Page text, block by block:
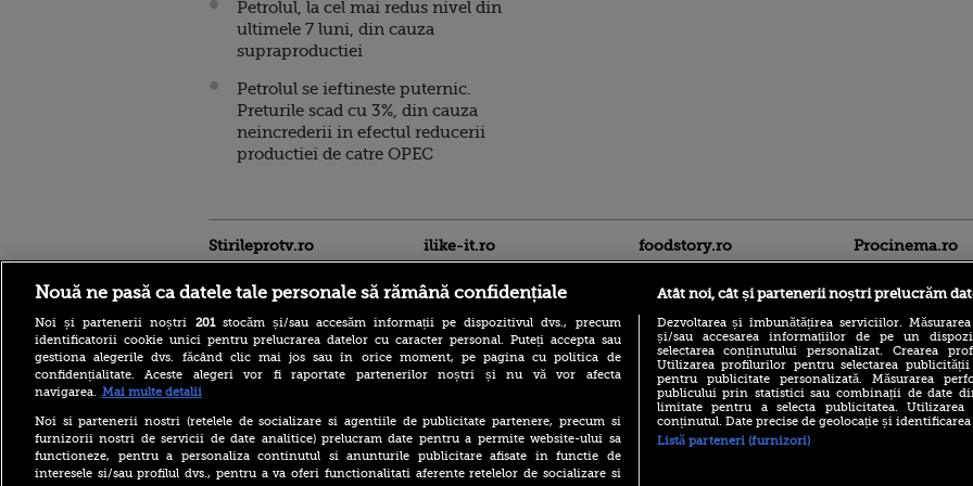
Petrolul, la cel mai redus nivel din
ultimele 7 luni, din cauza
supraproductiei
Petrolul se ieftineste puternic.
Preturile scad cu 3%, din cauza
neincrederii in efectul reducerii
productiei de catre OPEC
Stirileprotv.ro
Care este mâncarea
preferată a lui Florin
Dumitrescu. Juratul
MastrerChef a vorbit despre
ilike-it.ro foodstory.ro
(P) Descoperă Lumea
Evenimentelor din România
cu Transilvania Events!
Procinema.ro
Banditul zburător,
prolific spărgător
Nouă ne pasă ca datele tale personale să rămână confidențiale
Noi și partenerii noștri 201stocăm și/sau accesăm informații pe dispozitivul dvs., precum
identificatorii cookie unici pentru prelucrarea datelor cu caracter personal. Puteți accepta sau
gestiona alegerile dvs. făcând clic mai jos sau în orice moment, pe pagina cu politica de
confidențialitate. Aceste alegeri vor fi raportate partenerilor noștri și nu vă vor afecta
navigarea. Mai multe detalii
Noi si partenerii nostri (retelele de socializare si agentiile de publicitate partenere, precum si
furnizorii nostri de servicii de date analitice) prelucram date pentru a permite website-ului sa
functioneze, pentru a personaliza continutul si anunturile publicitare afisate in functie de
interesele si/sau profilul dvs., pentru a va oferi functionalitati aferente retelelor de socializare si
Atât noi, cât și partenerii noștri prelucrăm
Dezvoltarea și îmbunătățirea serviciilor.
și/sau accesarea informațiilor de pe un
selectarea conținutului personalizat. Crearea
Utilizarea profilurilor pentru selectarea
pentru publicitate personalizată. Măsurarea
publicului prin statistici sau combinații de date
limitate pentru a selecta publicitatea.
conținutul. Date precise de geolocație și
Listă parteneri (furnizori)